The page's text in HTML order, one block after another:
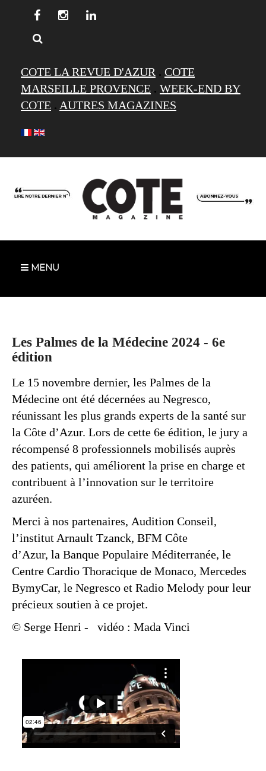
COTE LA REVUE D'AZUR . COTE
MARSEILLE PROVENCE . WEEK-END BY
COTE . AUTRES MAGAZINES
MENU
Les Palmes de la Médecine 2024 - 6e
édition
Le 15 novembre dernier, les Palmes de la
Médecine ont été décernées au Negresco,
réunissant les plus grands experts de la santé sur
la Côte d’Azur. Lors de cette 6e édition, le jury a
récompensé 8 professionnels mobilisés auprès
des patients, qui améliorent la prise en charge et
contribuent à l’innovation sur le territoire
azuréen.
Merci à nos partenaires, Audition Conseil,
l’institut Arnault Tzanck, BFM Côte
d’Azur, la Banque Populaire Méditerranée, le
Centre Cardio Thoracique de Monaco, Mercedes
BymyCar, le Negresco et Radio Melody pour leur
précieux soutien à ce projet.
© Serge Henri - vidéo : Mada Vinci